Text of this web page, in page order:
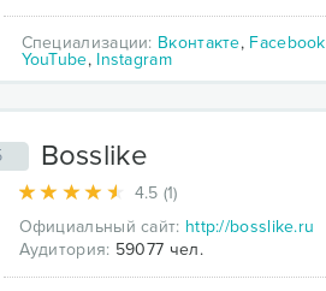
Специализации: Вконтакте, Facebook
YouTube, Instagram
Bosslike
4.5 (1)
Официальный сайт: http://bosslike.ru
Аудитория: 59077 чел.